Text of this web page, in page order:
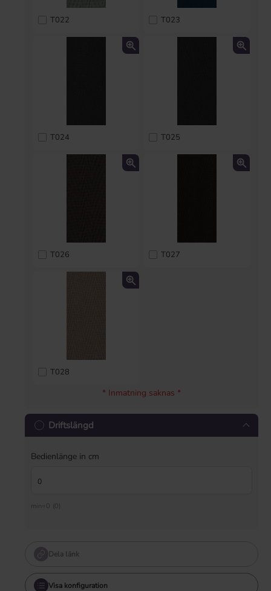
T022 T023
T024 T025
T026 T027
T028
* Inmatning saknas *
Driftslängd
Bedienlänge in cm
min=0 (0)
Dela länk
Visa konfiguration